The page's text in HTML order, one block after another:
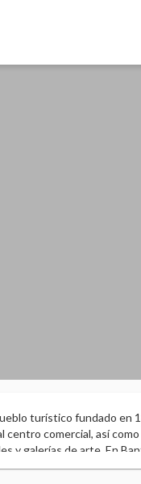
turístico fundado en
centro comercial, así
y galerías de arte. En
chateau y tiendas